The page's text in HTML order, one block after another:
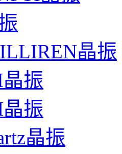
晶振
振
振
晶振